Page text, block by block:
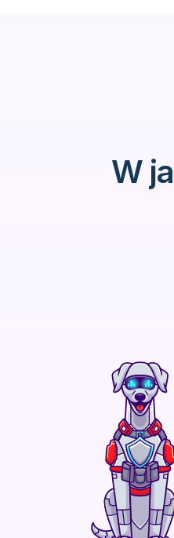
W